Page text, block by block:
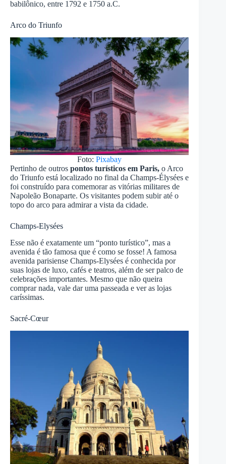
babilônico, entre 1792 e 1750 a.C.
Arco do Triunfo
Foto:Pixabay
Pertinho de outros pontos turísticos em Paris, o Arco
do Triunfo está localizado no final da Champs-Élysées e
foi construído para comemorar as vitórias militares de
Napoleão Bonaparte. Os visitantes podem subir até o
topo do arco para admirar a vista da cidade.
Champs-Elysées
Esse não é exatamente um “ponto turístico”, mas a
avenida é tão famosa que é como se fosse! A famosa
avenida parisiense Champs-Elysées é conhecida por
suas lojas de luxo, cafés e teatros, além de ser palco de
celebrações importantes. Mesmo que não queira
comprar nada, vale dar uma passeada e ver as lojas
caríssimas.
Sacré-Cœur